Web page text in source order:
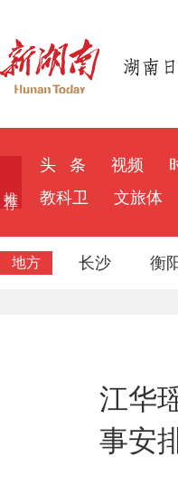
头 条 视频
教科卫
文旅体
地方 长沙 衡
江华
事安